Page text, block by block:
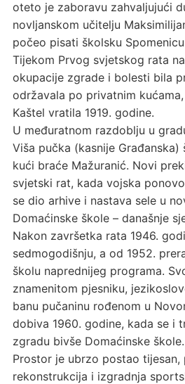
oteto je zaboravu zahvaljujući
novljanskom učitelju
počeo pisati školsku
Tijekom Prvog svjetskog rata
okupacije zgrade i bolesti bila
održavala po privatnim
Kaštel vratila 1919. godine.
U međuratnom razdoblju u
Viša pučka (kasnije Građanska)
kući braće Mažuranić. Novi
svjetski rat, kada vojska
se dio arhive i nastava sele u
Domaćinske škole – današnje
Nakon završetka rata 1946.
sedmogodišnju, a od 1952.
školu naprednijeg programa.
znamenitom pjesniku,
banu pučaninu rođenom u
dobiva 1960. godine, kada se i
zgradu bivše Domaćinske škole.
Prostor je ubrzo postao tijesan,
rekonstrukcija i izgradnja